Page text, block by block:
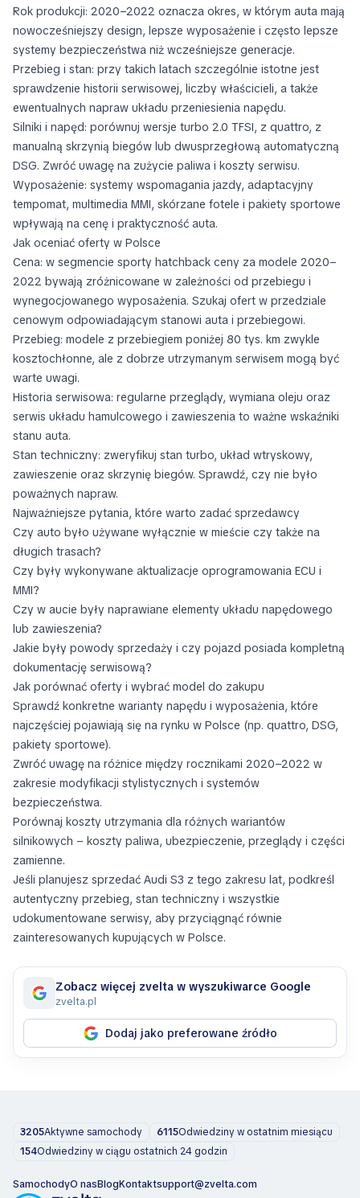
Rok produkcji: 2020–2022 oznacza okres, w którym auta mają
nowocześniejszy design, lepsze wyposażenie i często lepsze
systemy bezpieczeństwa niż wcześniejsze generacje.
Przebieg i stan: przy takich latach szczególnie istotne jest
sprawdzenie historii serwisowej, liczby właścicieli, a także
ewentualnych napraw układu przeniesienia napędu.
Silniki i napęd: porównuj wersje turbo 2.0 TFSI, z quattro, z
manualną skrzynią biegów lub dwusprzegłową automatyczną
DSG. Zwróć uwagę na zużycie paliwa i koszty serwisu.
Wyposażenie: systemy wspomagania jazdy, adaptacyjny
tempomat, multimedia MMI, skórzane fotele i pakiety sportowe
wpływają na cenę i praktyczność auta.
Jak oceniać oferty w Polsce
Cena: w segmencie sporty hatchback ceny za modele 2020–
2022 bywają zróżnicowane w zależności od przebiegu i
wynegocjowanego wyposażenia. Szukaj ofert w przedziale
cenowym odpowiadającym stanowi auta i przebiegowi.
Przebieg: modele z przebiegiem poniżej 80 tys. km zwykle
kosztochłonne, ale z dobrze utrzymanym serwisem mogą być
warte uwagi.
Historia serwisowa: regularne przeglądy, wymiana oleju oraz
serwis układu hamulcowego i zawieszenia to ważne wskaźniki
stanu auta.
Stan techniczny: zweryfikuj stan turbo, układ wtryskowy,
zawieszenie oraz skrzynię biegów. Sprawdź, czy nie było
poważnych napraw.
Najważniejsze pytania, które warto zadać sprzedawcy
Czy auto było używane wyłącznie w mieście czy także na
długich trasach?
Czy były wykonywane aktualizacje oprogramowania ECU i
MMI?
Czy w aucie były naprawiane elementy układu napędowego
lub zawieszenia?
Jakie były powody sprzedaży i czy pojazd posiada kompletną
dokumentację serwisową?
Jak porównać oferty i wybrać model do zakupu
Sprawdź konkretne warianty napędu i wyposażenia, które
najczęściej pojawiają się na rynku w Polsce (np. quattro, DSG,
pakiety sportowe).
Zwróć uwagę na różnice między rocznikami 2020–2022 w
zakresie modyfikacji stylistycznych i systemów
bezpieczeństwa.
Porównaj koszty utrzymania dla różnych wariantów
silnikowych – koszty paliwa, ubezpieczenie, przeglądy i części
zamienne.
Jeśli planujesz sprzedać Audi S3 z tego zakresu lat, podkreśl
autentyczny przebieg, stan techniczny i wszystkie
udokumentowane serwisy, aby przyciągnąć równie
zainteresowanych kupujących w Polsce.
Zobacz więcej zvelta w wyszukiwarce Google
zvelta.pl
Dodaj jako preferowane źródło
3205Aktywne samochody 6115Odwiedziny w ostatnim miesiącu
154Odwiedziny w ciągu ostatnich 24 godzin
SamochodyO nasBlogKontaktsupport@zvelta.com